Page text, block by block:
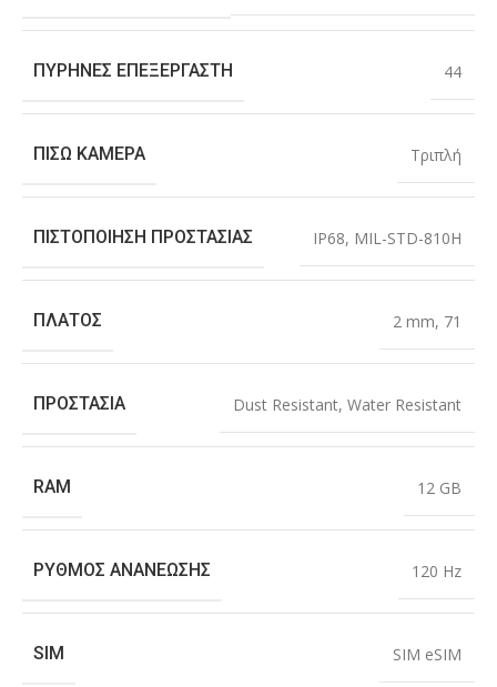
ΠΥΡΉΝΕΣ ΕΠΕΞΕΡΓΑΣΤΉ 44
ΠΊΣΩ ΚΆΜΕΡΑ Τριπλή
ΠΙΣΤΟΠΟΊΗΣΗ ΠΡΟΣΤΑΣΊΑΣ IP68, MIL-STD-810H
ΠΛΆΤΟΣ 2 mm, 71
ΠΡΟΣΤΑΣΊΑ Dust Resistant, Water Resistant
RAM 12 GB
ΡΥΘΜΌΣ ΑΝΑΝΈΩΣΗΣ 120 Hz
SIM SIM eSIM